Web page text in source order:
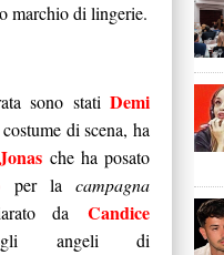
marchio di lingerie.
sono stati Demi
di scena, ha
che ha posato
per lacampagna
da Candice
angeli di